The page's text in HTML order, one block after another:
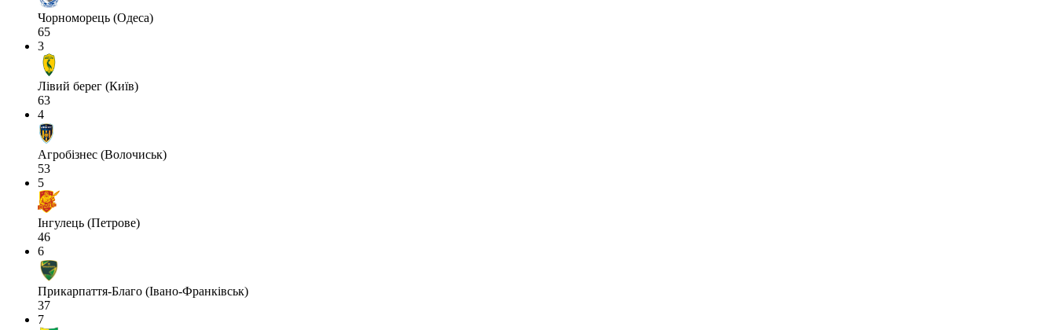
Чорноморець (Одеса)
65
3
Лівий берег (Київ)
63
4
Агробізнес (Волочиськ)
53
5
Інгулець (Петрове)
46
6
Прикарпаття-Благо (Івано-Франківськ)
37
7